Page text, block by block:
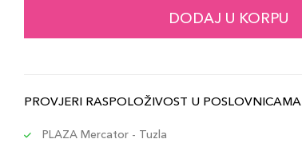
DODAJ U KORPU
PROVJERI RASPOLOŽIVOST U POSLOVNICAMA
PLAZA Mercator - Tuzla